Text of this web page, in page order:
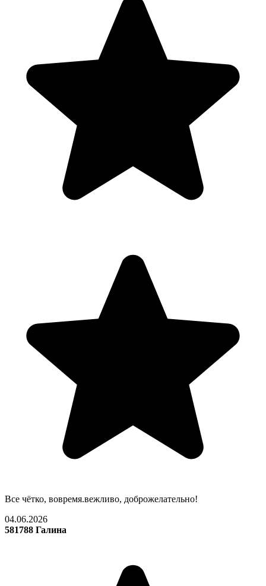
Все чётко, вовремя.вежливо, доброжелательно!
04.06.2026
581788 Галина